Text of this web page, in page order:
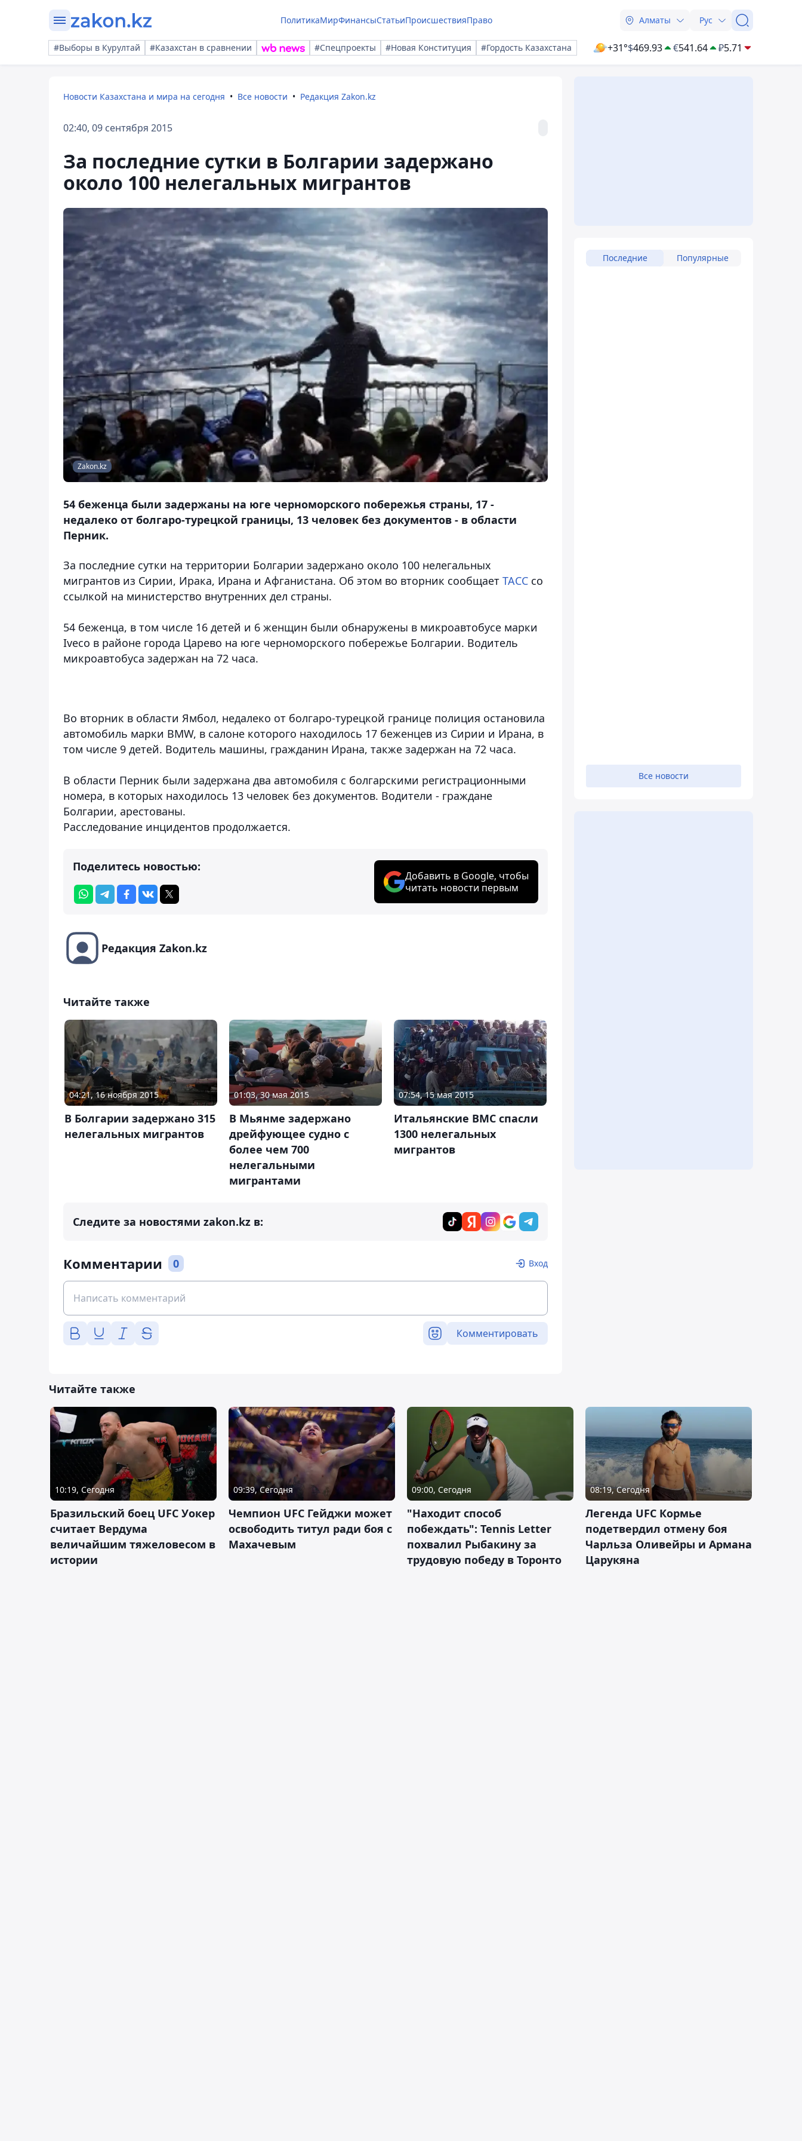
ПолитикаМирФинансыСтатьиПроисшествияПраво Алматы Рус
#Выборы в Курултай #Казахстан в сравнении #Спецпроекты #Новая Конституция #Гордость Казахстана +31°$469.93 €541.64 ₽5.71
Новости Казахстана и мира на сегодня Все новости Редакция Zakon.kz
02:40, 09 сентября 2015
За последние сутки в Болгарии задержано
около 100 нелегальных мигрантов
Zakon.kz
54 беженца были задержаны на юге черноморского побережья страны, 17 -
недалеко от болгаро-турецкой границы, 13 человек без документов - в области
Перник.
За последние сутки на территории Болгарии задержано около 100 нелегальных
мигрантов из Сирии, Ирака, Ирана и Афганистана. Об этом во вторник сообщает ТАСС со
ссылкой на министерство внутренних дел страны.
54 беженца, в том числе 16 детей и 6 женщин были обнаружены в микроавтобусе марки
Iveco в районе города Царево на юге черноморского побережье Болгарии. Водитель
микроавтобуса задержан на 72 часа.
Во вторник в области Ямбол, недалеко от болгаро-турецкой границе полиция остановила
автомобиль марки BMW, в салоне которого находилось 17 беженцев из Сирии и Ирана, в
том числе 9 детей. Водитель машины, гражданин Ирана, также задержан на 72 часа.
В области Перник были задержана два автомобиля с болгарскими регистрационными
номера, в которых находилось 13 человек без документов. Водители - граждане
Болгарии, арестованы.
Расследование инцидентов продолжается.
Поделитесь новостью:
Добавить в Google, чтобы
читать новости первым
Редакция Zakon.kz
Читайте также
04:21, 16 ноября 2015
В Болгарии задержано 315
нелегальных мигрантов
01:03, 30 мая 2015
В Мьянме задержано
дрейфующее судно с
более чем 700
нелегальными
мигрантами
07:54, 15 мая 2015
Итальянские ВМС спасли
1300 нелегальных
мигрантов
Следите за новостями zakon.kz в:
Комментарии 0 Вход
Комментировать
Последние Популярные
Все новости
Читайте также
10:19, Сегодня
Бразильский боец UFC Уокер
считает Вердума
величайшим тяжеловесом в
истории
09:39, Сегодня
Чемпион UFC Гейджи может
освободить титул ради боя с
Махачевым
09:00, Сегодня
"Находит способ
побеждать": Tennis Letter
похвалил Рыбакину за
трудовую победу в Торонто
08:19, Сегодня
Легенда UFC Кормье
подетвердил отмену боя
Чарльза Оливейры и Армана
Царукяна